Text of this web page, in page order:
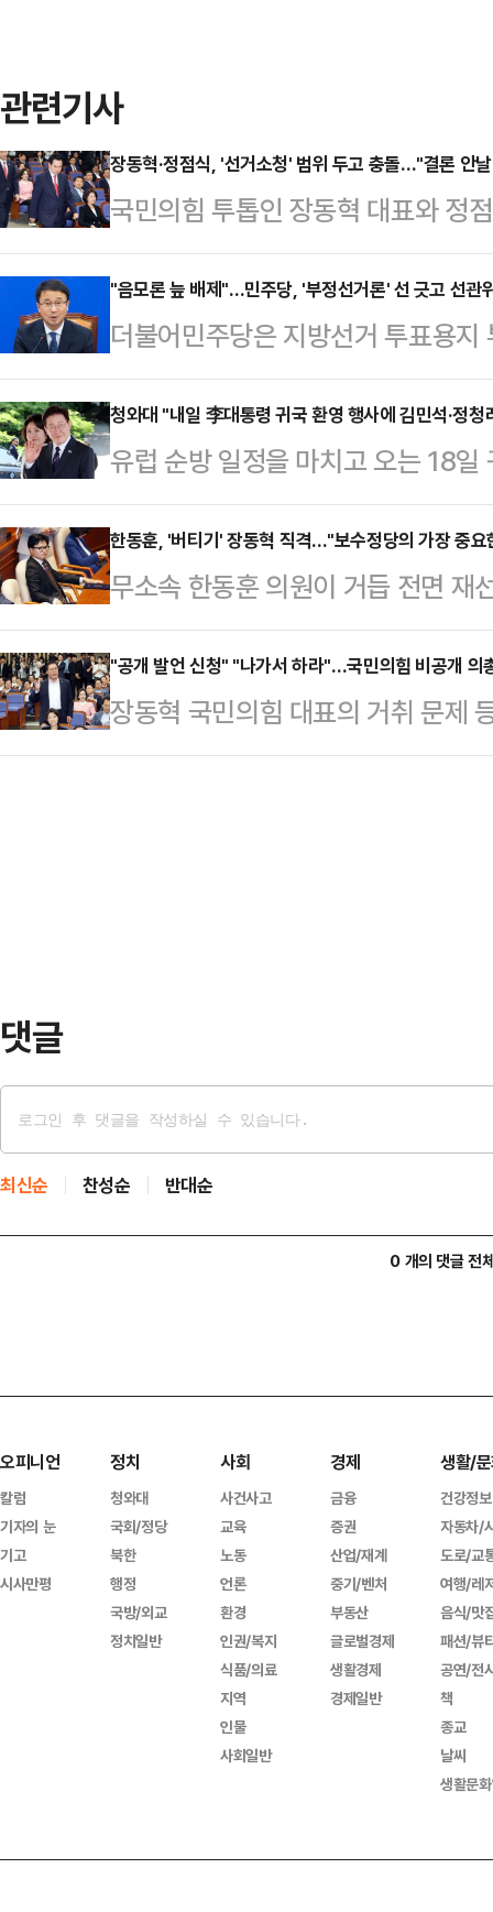
관련기사
장동혁·정점식, '선거소청' 범위 두고 충돌…"결론 안
국민의힘 투톱인 장동혁 대표와 정
부족 사태에 따른 선거소청 범위를
이어지고 있다.신동욱 수석최고위
자들과 만나 선거소청에서 지역을
대표의 '전면 재투표' 주장 배경에
앙선거관리위원회에서 이를테면 '
고, '우리는 어떤 지역도 선거에 영
송으로 갈 …
"음모론 늪 배제"…민주당, '부정선거론' 선 긋고 선관
더불어민주당은 지방선거 투표용
부실 선거이지 부정 선거가 아니다"
의힘의 부정선거론에 선을 긋고 선
에 착수했다. 이를 두고 야권발 음
정조사를 앞두고 정책 주도권을 확
도 민주당 원내대표는 17일 오후
혁을 위한 토론회'에 참석해 "관리
문제로 이 둘을 뒤섞는 순…
청와대 "내일 李대통령 귀국 환영 행사에 김민석·정청
유럽 순방 일정을 마치고 오는 18
민석 국무총리와 정청래 더불어민
수석대변인은 17일 언론 공지를 통
에는 국무총리, 행정안전부 차관 등
지도부가 참석할 예정"이라고 밝혔
을 위해 경기 성남시 서울공항에서
호중 행정안전부 장관, 강훈식 대통
교부 2차관 등…
한동훈, '버티기' 장동혁 직격…"보수정당의 가장 중요
무소속 한동훈 의원이 거듭 전면 재
혁 국민의힘 대표를 겨냥해 "상식
훈 의원은 17일 국회에서 기자들과
대표 거취 문제와 선거 소청 논의에
조했다.한 의원은 "보수정당의 가
"공개 발언 신청" "나가서 하라"…국민의힘 비공개 의
장동혁 국민의힘 대표의 거취 문제
경전이 벌어졌다. 송석준 의원이 비
댓글
최신순 찬성순 반대순
0 개의 댓글 전
오피니언
칼럼
기자의 눈
기고
시사만평
정치
청와대
국회/정당
북한
행정
국방/외교
정치일반
사회
사건사고
교육
노동
언론
환경
인권/복지
식품/의료
지역
인물
사회일반
경제
금융
증권
산업/재계
중기/벤처
부동산
글로벌경제
생활경제
경제일반
생활/
건강정보
자동차/
도로/교
여행/레
음식/맛
패션/뷰
공연/전
책
종교
날씨
생활문